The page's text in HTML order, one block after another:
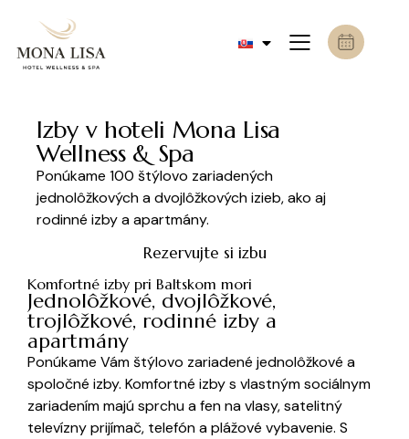
Izby v hoteli Mona Lisa
Wellness & Spa
Ponúkame 100 štýlovo zariadených
jednolôžkových a dvojlôžkových izieb, ako aj
rodinné izby a apartmány.
Rezervujte si izbu
Komfortné izby pri Baltskom mori
Jednolôžkové, dvojlôžkové,
trojlôžkové, rodinné izby a
apartmány
Ponúkame Vám štýlovo zariadené jednolôžkové a
spoločné izby. Komfortné izby s vlastným sociálnym
zariadením majú sprchu a fen na vlasy, satelitný
televízny prijímač, telefón a plážové vybavenie. S